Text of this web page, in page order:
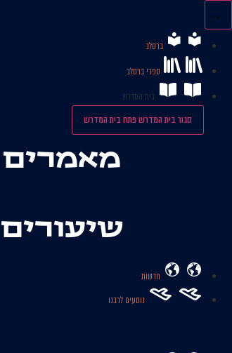
לתוכן
ברסלב
ספרי ברסלב
בית המדרש
סגור בית המדרשפתח בית המדרש
מאמרים
שיעורים
חדשות
נוסעים לרבנו